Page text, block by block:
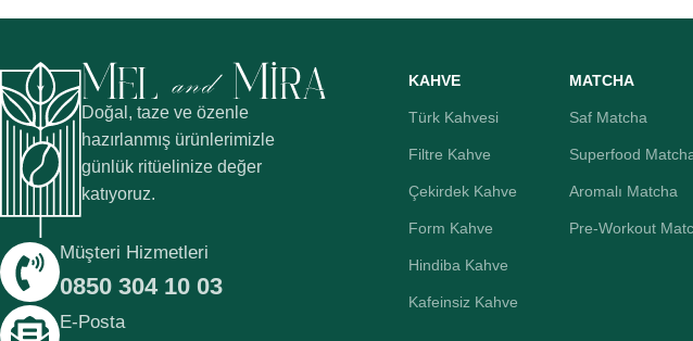
Doğal, taze ve özenle
hazırlanmış ürünlerimizle
günlük ritüelinize değer
katıyoruz.
Müşteri Hizmetleri
0850 304 10 03
E-Posta
KAHVE
Türk Kahvesi
Filtre Kahve
Çekirdek Kahve
Form Kahve
Hindiba Kahve
Kafeinsiz Kahve
MATCHA
Saf Matcha
Superfood
Aromalı Matcha
Pre-Workout